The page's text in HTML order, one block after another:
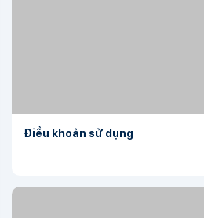
Điều khoản sử dụng